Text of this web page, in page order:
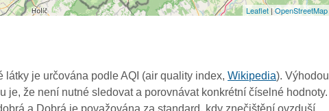
Leaflet|OpenStreetMap
látky je určována podle AQI (air quality index,Wikipedia). Výhodou
je, že není nutné sledovat a porovnávat konkrétní číselné hodnoty.
a Dobrá je považována za standard, kdy znečištění ovzduší